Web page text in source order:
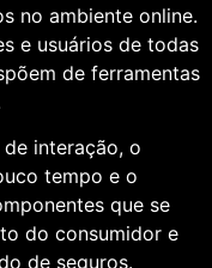
no ambiente online.
e usuários de todas
de ferramentas
interação, o
tempo e o
que se
do consumidor e
de seguros.